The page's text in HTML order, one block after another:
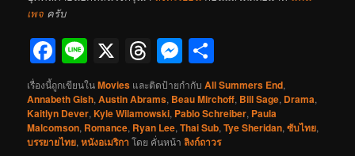
เพจ ครับ
Facebook
Line
X Threads
Messenger
เรื่องนี้ถูกเขียนในMovies และติดป้ายกำกับAll Summers End,
Annabeth Gish,Austin Abrams, Beau Mirchoff, Bill Sage, Drama,
Kaitlyn Dever,Kyle Wilamowski, Pablo Schreiber, Paula
Malcomson, Romance, Ryan Lee,Thai Sub,Tye Sheridan,ซับไทย,
บรรยายไทย,หนังอเมริกา โดย คั่นหน้าลิงก์ถาวร